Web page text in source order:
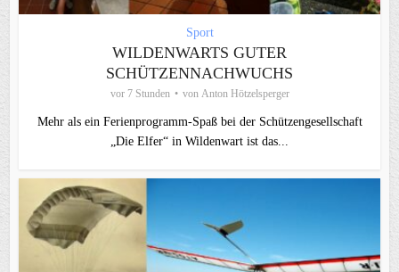
Sport
WILDENWARTS GUTER
SCHÜTZENNACHWUCHS
vor 7 Stunden von Anton Hötzelsperger
Mehr als ein Ferienprogramm-Spaß bei der Schützengesellschaft
„Die Elfer“ in Wildenwart ist das...